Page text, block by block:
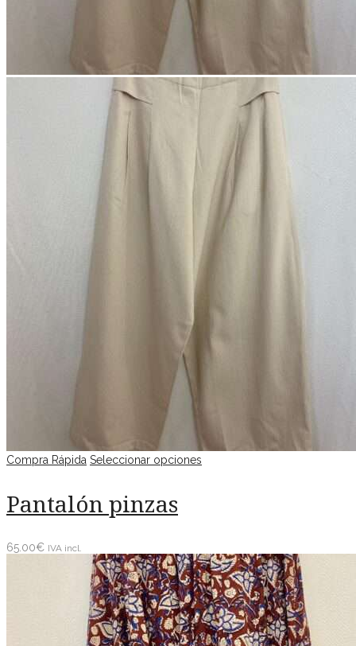
Compra Rápida Seleccionar opciones
Pantalón pinzas
65.00€ IVA incl.